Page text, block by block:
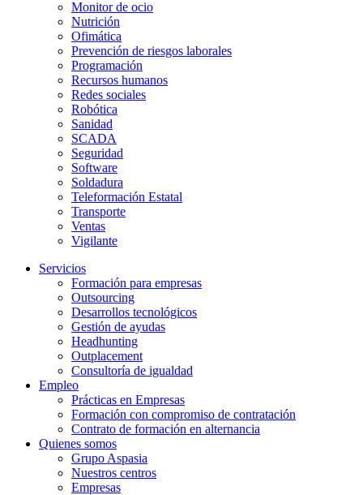
Monitor de ocio
Nutrición
Ofimática
Prevención de riesgos laborales
Programación
Recursos humanos
Redes sociales
Robótica
Sanidad
SCADA
Seguridad
Software
Soldadura
Teleformación Estatal
Transporte
Ventas
Vigilante
Servicios
Formación para empresas
Outsourcing
Desarrollos tecnológicos
Gestión de ayudas
Headhunting
Outplacement
Consultoría de igualdad
Empleo
Prácticas en Empresas
Formación con compromiso de contratación
Contrato de formación en alternancia
Quienes somos
Grupo Aspasia
Nuestros centros
Empresas